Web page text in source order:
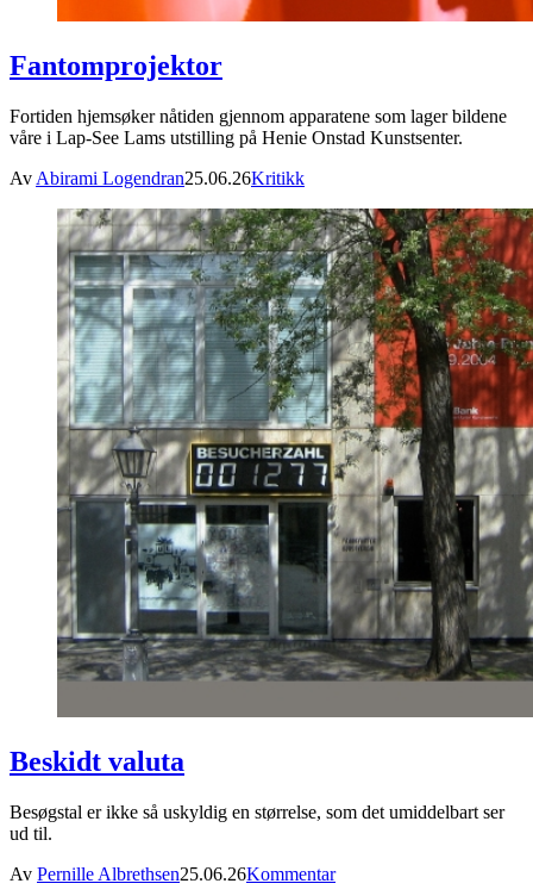
Fantomprojektor
Fortiden hjemsøker nåtiden gjennom apparatene som lager bildene
våre i Lap-See Lams utstilling på Henie Onstad Kunstsenter.
Av Abirami Logendran25.06.26Kritikk
Beskidt valuta
Besøgstal er ikke så uskyldig en størrelse, som det umiddelbart ser
ud til.
Av Pernille Albrethsen25.06.26Kommentar